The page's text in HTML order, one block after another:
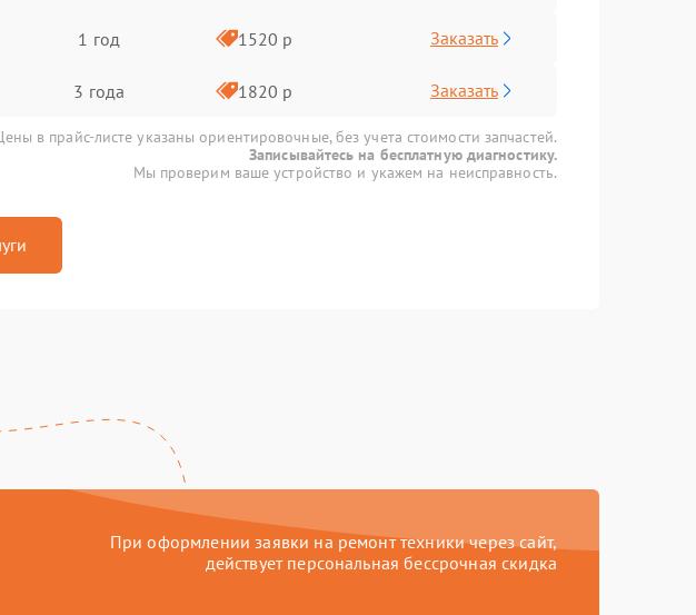
1 год 1520 р Заказать
3 года 1820 р Заказать
в прайс-листе указаны ориентировочные, без учета стоимости запчастей.
Записывайтесь на бесплатную диагностику.
Мы проверим ваше устройство и укажем на неисправность.
При оформлении заявки на ремонт техники через сайт,
действует персональная бессрочная скидка